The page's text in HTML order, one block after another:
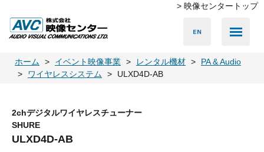
> 映像センタートップ
ホーム イベント映像事業 レンタル機材
PA & Audio
ワイヤレスシステム
ULXD4D-AB
2chデジタルワイヤレスチューナー
SHURE
ULXD4D-AB